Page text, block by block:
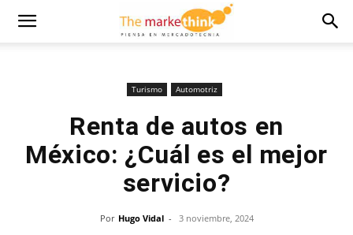
Turismo Automotriz
Renta de autos en
México: ¿Cuál es el mejor
servicio?
Por Hugo Vidal - 3 noviembre, 2024